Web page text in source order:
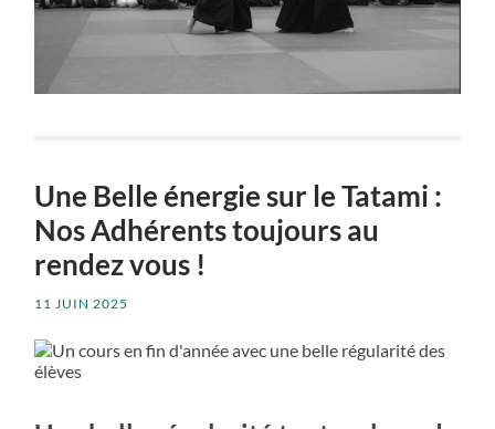
Une Belle énergie sur le Tatami :
Nos Adhérents toujours au
rendez vous !
11 JUIN 2025